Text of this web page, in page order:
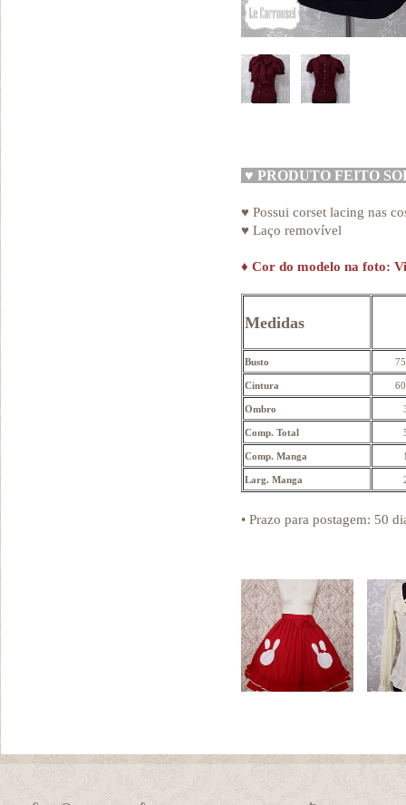
♥ PRODUTO FEITO
♥ Possui corset lacing nas
♥ Laço removível
♦ Cor do modelo na foto:
Medidas
Busto
Cintura
Ombro
Comp. Total
Comp. Manga
Larg. Manga
• Prazo para postagem: 50